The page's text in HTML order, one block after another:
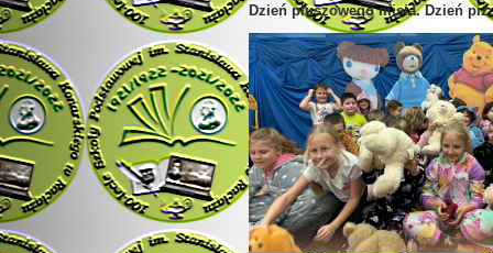
Dzień pluszowego misia. Dzień